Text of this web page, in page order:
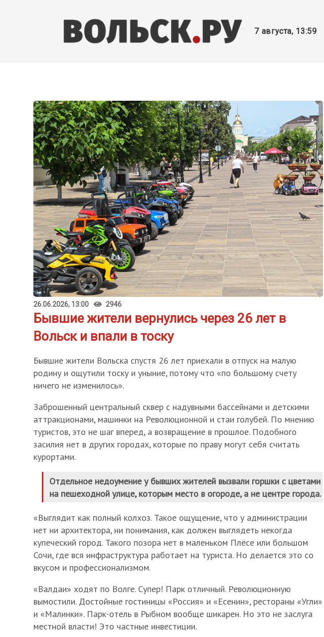
7 августа, 13:59
26.06.2026, 13:00 2946
Бывшие жители вернулись через 26 лет в
Вольск и впали в тоску
Бывшие жители Вольска спустя 26 лет приехали в отпуск на малую
родину и ощутили тоску и уныние, потому что «по большому счету
ничего не изменилось».
Заброшенный центральный сквер с надувными бассейнами и детскими
аттракционами, машинки на Революционной и стаи голубей. По мнению
туристов, это не шаг вперед, а возвращение в прошлое. Подобного
засилия нет в других городах, которые по праву могут себя считать
курортами.
Отдельное недоумение у бывших жителей вызвали горшки с цветами
на пешеходной улице, которым место в огороде, а не центре города.
«Выглядит как полный колхоз. Такое ощущение, что у администрации
нет ни архитектора, ни понимания, как должен выглядеть некогда
купеческий город. Такого позора нет в маленьком Плёсе или большом
Сочи, где вся инфраструктура работает на туриста. Но делается это со
вкусом и профессионализмом.
«Валдаи» ходят по Волге. Супер! Парк отличный. Революционную
вымостили. Достойные гостиницы «Россия» и «Есенин», рестораны «Угли»
и «Малинки». Парк-отель в Рыбном вообще шикарен. Но это не заслуга
местной власти! Это частные инвестиции.